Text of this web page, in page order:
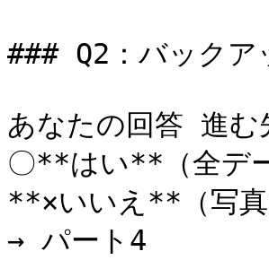
### Q2：バックア
あなたの回答 進む
〇**はい**（全デ
**×いいえ**（写真
→ パート4